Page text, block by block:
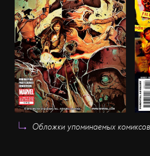
Обложки упоминаемых